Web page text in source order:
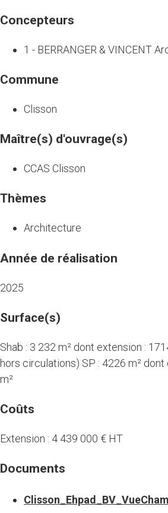
Concepteurs
1 - BERRANGER & VINCENT
Commune
Clisson
Maître(s) d'ouvrage(s)
CCAS Clisson
Thèmes
Architecture
Année de réalisation
2025
Surface(s)
Shab : 3 232 m² dont extension :
hors circulations) SP : 4226 m²
m²
Coûts
Extension : 4 439 000 € HT
Documents